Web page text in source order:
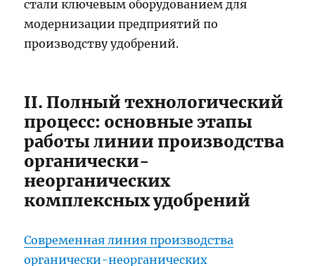
стали ключевым оборудованием для
модернизации предприятий по
производству удобрений.
II. Полный технологический
процесс: основные этапы
работы линии производства
органически-
неорганических
комплексных удобрений
Современная линия производства
органически-неорганических